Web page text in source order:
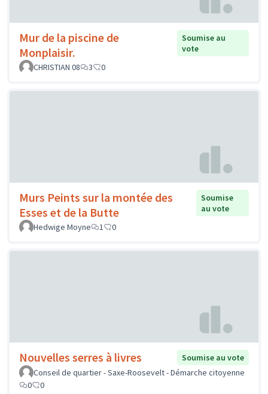
Mur de la piscine de
Monplaisir.
Soumise au
vote
CHRISTIAN 08
3 0
Murs Peints sur la montée des
Esses et de la Butte
Soumise
au vote
Hedwige Moyne
1 0
Nouvelles serres à livres
Soumise au vote
Conseil de quartier - Saxe-Roosevelt - Démarche citoyenne
0
0